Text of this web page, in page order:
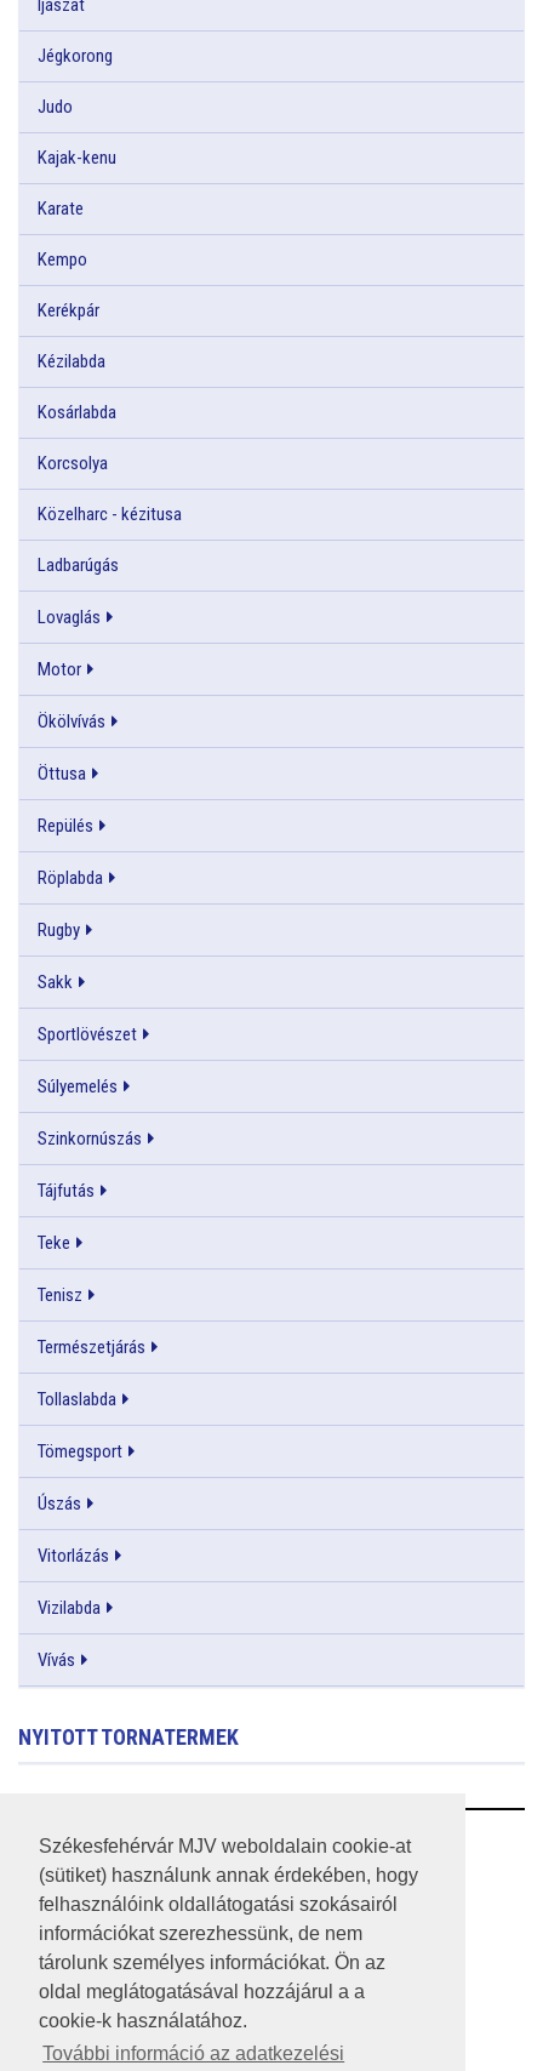
Székesfehérvár MJV weboldalain cookie-at
(sütiket) használunk annak érdekében, hogy
felhasználóink oldallátogatási szokásairól
információkat szerezhessünk, de nem
tárolunk személyes információkat. Ön az
oldal meglátogatásával hozzájárul a a
cookie-k használatához.
További információ az adatkezelési
Íjászat
Jégkorong
Judo
Kajak-kenu
Karate
Kempo
Kerékpár
Kézilabda
Kosárlabda
Korcsolya
Közelharc - kézitusa
Ladbarúgás
Lovaglás
Motor
Ökölvívás
Öttusa
Repülés
Röplabda
Rugby
Sakk
Sportlövészet
Súlyemelés
Szinkornúszás
Tájfutás
Teke
Tenisz
Természetjárás
Tollaslabda
Tömegsport
Úszás
Vitorlázás
Vizilabda
Vívás
NYITOTT TORNATERMEK
RSS
A HONLAP 2017.03.31-I ÁLLAPOTA
JOGI NYILATKOZAT
IMPRESSZUM